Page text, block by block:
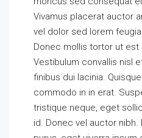
Vivamus placerat auctor
vel dolor sed lorem
Donec mollis tortor ut
Vestibulum convallis nisl
finibus dui lacinia.
commodo in in erat.
tristique neque, eget
id. Donec vel auctor nibh.